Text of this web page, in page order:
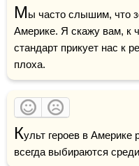
Мы часто слышим, что
Америке. Я скажу вам, к
стандарт прикует нас к
плоха.
Культ героев в Америке
всегда выбираются